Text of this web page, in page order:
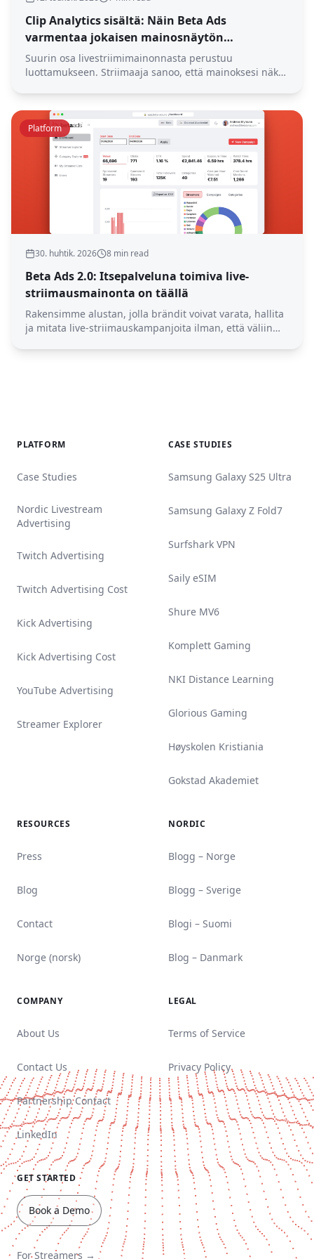
Clip Analytics sisältä: Näin Beta Ads
varmentaa jokaisen mainosnäytön
pohjoismaisessa striimausverkostossa
Suurin osa livestriimimainonnasta perustuu
luottamukseen. Striimaaja sanoo, että mainoksesi näkyi.
reaaliajassa ja tarkistaa mainosten näkymisen,
bränditurvallisuuden ja brändimaininnat
automaattisesti, jotta sinulla on todisteita oletusten
sijaan.
Platform
30. huhtik. 2026 8 min read
Beta Ads 2.0: Itsepalveluna toimiva live-
striimausmainonta on täällä
Rakensimme alustan, jolla brändit voivat varata, hallita
ja mitata live-striimauskampanjoita ilman, että väliin
PLATFORM
Case Studies
Nordic Livestream
Advertising
Twitch Advertising
Twitch Advertising Cost
Kick Advertising
Kick Advertising Cost
YouTube Advertising
Streamer Explorer
CASE STUDIES
Samsung Galaxy S25 Ultra
Samsung Galaxy Z Fold7
Surfshark VPN
Saily eSIM
Shure MV6
Komplett Gaming
NKI Distance Learning
Glorious Gaming
Høyskolen Kristiania
Gokstad Akademiet
RESOURCES
Press
Blog
Contact
Norge (norsk)
NORDIC
Blogg – Norge
Blogg – Sverige
Blogi – Suomi
Blog – Danmark
COMPANY
About Us
Contact Us
Partnership Contact
LinkedIn
LEGAL
Terms of Service
Privacy Policy
GET STARTED
Book a Demo
For Streamers →